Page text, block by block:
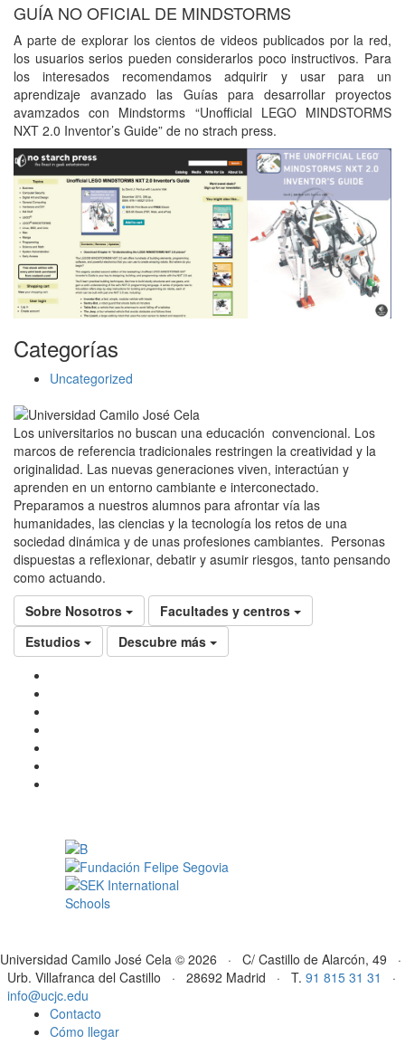
GUÍA NO OFICIAL DE MINDSTORMS
A parte de explorar los cientos de videos publicados por la red,
los usuarios serios pueden considerarlos poco instructivos. Para
los interesados recomendamos adquirir y usar para un
aprendizaje avanzado las Guías para desarrollar proyectos
avamzados con Mindstorms “Unofficial LEGO MINDSTORMS
NXT 2.0 Inventor’s Guide” de no strach press.
Categorías
Uncategorized
Los universitarios no buscan una educación convencional. Los
marcos de referencia tradicionales restringen la creatividad y la
originalidad. Las nuevas generaciones viven, interactúan y
aprenden en un entorno cambiante e interconectado.
Preparamos a nuestros alumnos para afrontar vía las
humanidades, las ciencias y la tecnología los retos de una
sociedad dinámica y de unas profesiones cambiantes. Personas
dispuestas a reflexionar, debatir y asumir riesgos, tanto pensando
como actuando.
Sobre Nosotros
Facultades y centros
Estudios
Descubre más
Universidad Camilo José Cela © 2026 · C/ Castillo de Alarcón, 49 ·
Urb. Villafranca del Castillo · 28692 Madrid · T. 91 815 31 31
·
info@ucjc.edu
Contacto
Cómo llegar